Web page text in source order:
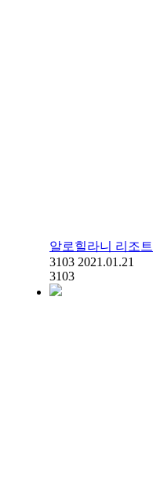
알로힐라니 리조트
3103 2021.01.21
3103